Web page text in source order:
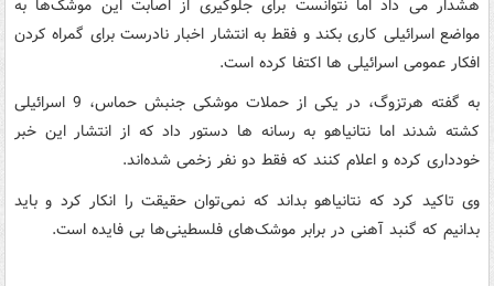
هشدار می داد اما نتوانست برای جلوگیری از اصابت این موشک‌ها به
مواضع اسرائیلی کاری بکند و فقط به انتشار اخبار نادرست برای گمراه کردن
افکار عمومی اسرائیلی ها اکتفا کرده است.
به گفته هرتزوگ، در یکی از حملات موشکی جنبش حماس، 9 اسرائیلی
کشته شدند اما نتانیاهو به رسانه ها دستور داد که از انتشار این خبر
خودداری کرده و اعلام کنند که فقط دو نفر زخمی شده‌­اند.
وی تاکید کرد که نتانیاهو بداند که نمی‌­توان حقیقت را انکار کرد و باید
بدانیم که گنبد آهنی در برابر موشک­‌های فلسطینی­‌ها بی فایده است.